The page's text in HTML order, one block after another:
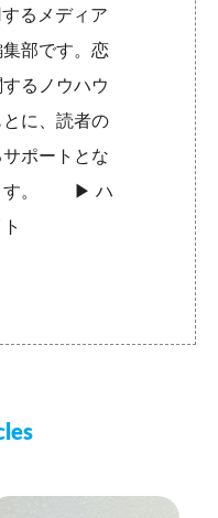
るメディア
集部です。恋
るノウハウ
に、読者の
ポートとな
ます。 ▶︎ハ